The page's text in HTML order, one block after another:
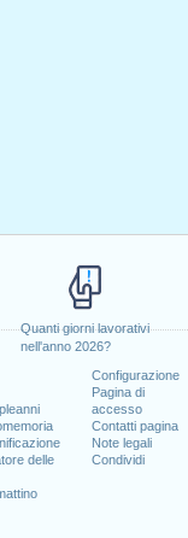
Quanti giorni lavorativi
nell'anno 2026?
delle
Configurazione
Pagina di
accesso
Contatti pagina
Note legali
Condividi